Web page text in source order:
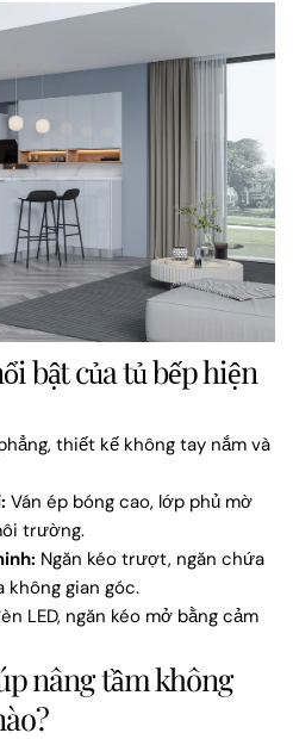
bật của tủ bếp hiện
thiết kế không tay nắm và
Ván ép bóng cao, lớp phủ mờ
trường.
Ngăn kéo trượt, ngăn chứa
không gian góc.
LED, ngăn kéo mở bằng cảm
nâng tầm không